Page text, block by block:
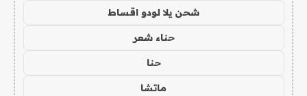
شحن يلا لودو اقساط
حناء شعر
حنا
ماتشا